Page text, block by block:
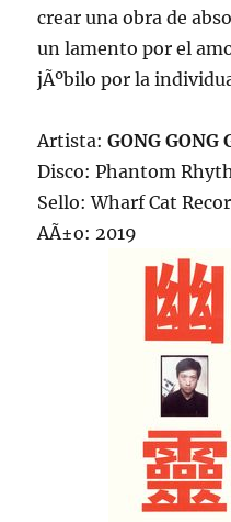
crear una obra de
un lamento por el
jÃºbilo por la
Artista:GONG GONG
Disco: Phantom
Sello: Wharf Cat
AÃ±o: 2019